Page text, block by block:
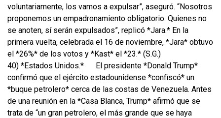
voluntariamente, los vamos a expulsar”, aseguró. “Nosotros
proponemos un empadronamiento obligatorio. Quienes no
se anoten, sí serán expulsados”, replicó *Jara.* En la
primera vuelta, celebrada el 16 de noviembre, *Jara* obtuvo
el *26%* de los votos y *Kast* el *23.* (S.G.)
40) *Estados Unidos.*
El presidente *Donald Trump*
confirmó que el ejército estadounidense *confiscó* un
*buque petrolero* cerca de las costas de Venezuela. Antes
de una reunión en la *Casa Blanca, Trump* afirmó que se
trata de “un gran petrolero, el más grande que se haya